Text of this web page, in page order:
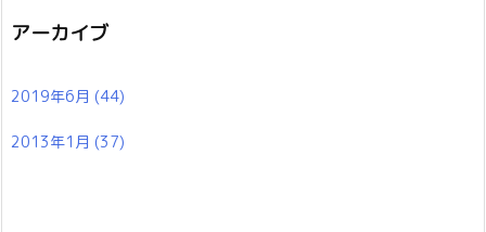
アーカイブ
2019年6月 (44)
2013年1月 (37)